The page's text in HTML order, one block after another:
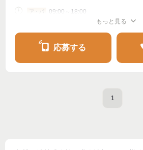
ア・パ 09:00～18:00
もっと見る
応募する
1